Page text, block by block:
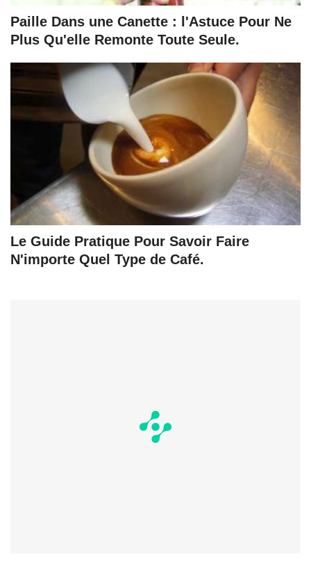
Paille Dans une Canette : l'Astuce Pour Ne
Plus Qu'elle Remonte Toute Seule.
Le Guide Pratique Pour Savoir Faire
N'importe Quel Type de Café.